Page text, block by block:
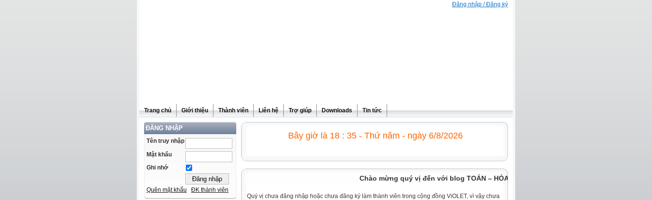
Đăng nhập / Đăng ký
Trang chủ Giới thiệu Thành viên Liên hệ Trợ giúp Downloads Tin tức
ĐĂNG NHẬP
Tên truy nhập
Mật khẩu
Ghi nhớ
Quên mật khẩu ĐK thành viên
Bây giờ là 18 : 35 - Thứ năm - ngày 6/8/2026
Chào mừng quý vị đến với blog TOÁN – HÓA THCS
Quý vị chưa đăng nhập hoặc chưa đăng ký làm thành viên trong cộng đồng ViOLET, vì vậy chưa